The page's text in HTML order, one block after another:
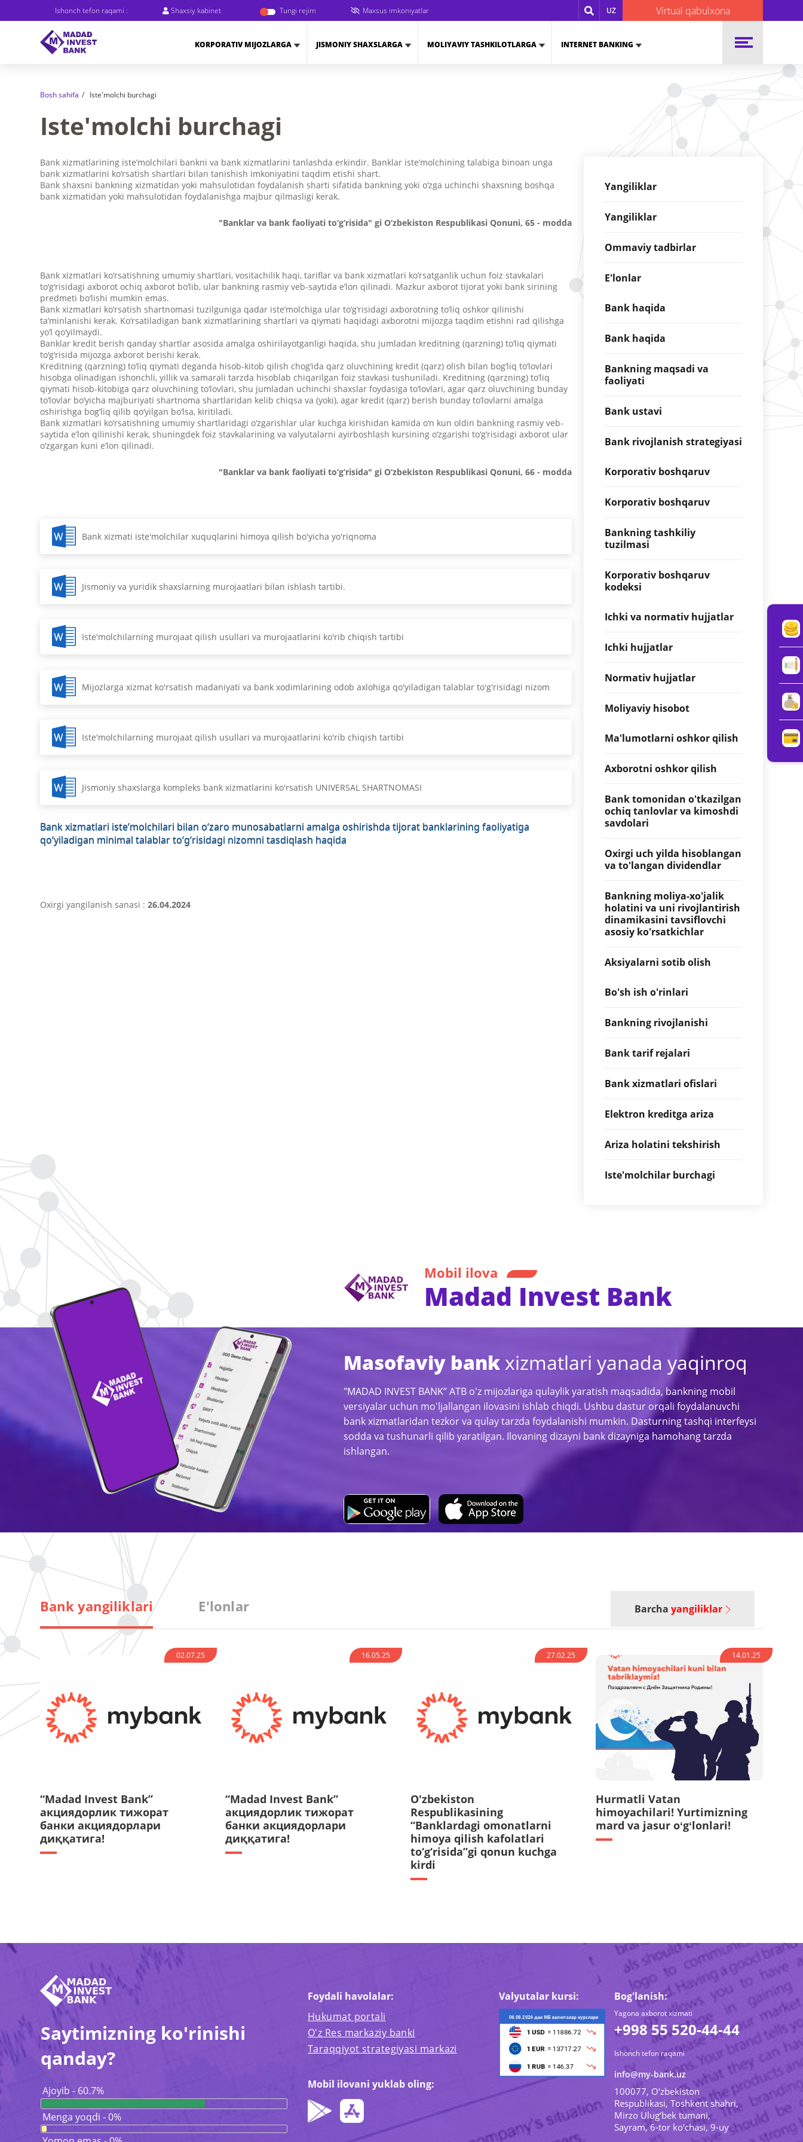
Ishonch tefon raqami : Shaxsiy kabinet Tungi rejim Maxsus imkoniyatlar UZ Virtual qabulxona
KORPORATIV MIJOZLARGA JISMONIY SHAXSLARGA MOLIYAVIY TASHKILOTLARGA INTERNET BANKING
Bosh sahifa Iste'molchi burchagi
Iste'molchi burchagi
Bank xizmatlarining iste’molchilari bankni va bank xizmatlarini tanlashda erkindir. Banklar iste’molchining talabiga binoan unga
bank xizmatlarini ko‘rsatish shartlari bilan tanishish imkoniyatini taqdim etishi shart.
Bank shaxsni bankning xizmatidan yoki mahsulotidan foydalanish sharti sifatida bankning yoki o‘zga uchinchi shaxsning boshqa
bank xizmatidan yoki mahsulotidan foydalanishga majbur qilmasligi kerak.
"Banklar va bank faoliyati to‘g‘risida" gi O‘zbekiston Respublikasi Qonuni, 65 - modda
Bank xizmatlari ko‘rsatishning umumiy shartlari, vositachilik haqi, tariflar va bank xizmatlari ko‘rsatganlik uchun foiz stavkalari
to‘g‘risidagi axborot ochiq axborot bo‘lib, ular bankning rasmiy veb-saytida e’lon qilinadi. Mazkur axborot tijorat yoki bank sirining
predmeti bo‘lishi mumkin emas.
Bank xizmatlari ko‘rsatish shartnomasi tuzilguniga qadar iste’molchiga ular to‘g‘risidagi axborotning to‘liq oshkor qilinishi
ta’minlanishi kerak. Ko‘rsatiladigan bank xizmatlarining shartlari va qiymati haqidagi axborotni mijozga taqdim etishni rad qilishga
yo‘l qo‘yilmaydi.
Banklar kredit berish qanday shartlar asosida amalga oshirilayotganligi haqida, shu jumladan kreditning (qarzning) to‘liq qiymati
to‘g‘risida mijozga axborot berishi kerak.
Kreditning (qarzning) to‘liq qiymati deganda hisob-kitob qilish chog‘ida qarz oluvchining kredit (qarz) olish bilan bog‘liq to‘lovlari
hisobga olinadigan ishonchli, yillik va samarali tarzda hisoblab chiqarilgan foiz stavkasi tushuniladi. Kreditning (qarzning) to‘liq
qiymati hisob-kitobiga qarz oluvchining to‘lovlari, shu jumladan uchinchi shaxslar foydasiga to‘lovlari, agar qarz oluvchining bunday
to‘lovlar bo‘yicha majburiyati shartnoma shartlaridan kelib chiqsa va (yoki), agar kredit (qarz) berish bunday to‘lovlarni amalga
oshirishga bog‘liq qilib qo‘yilgan bo‘lsa, kiritiladi.
Bank xizmatlari ko‘rsatishning umumiy shartlaridagi o‘zgarishlar ular kuchga kirishidan kamida o‘n kun oldin bankning rasmiy veb-
saytida e’lon qilinishi kerak, shuningdek foiz stavkalarining va valyutalarni ayirboshlash kursining o‘zgarishi to‘g‘risidagi axborot ular
o‘zgargan kuni e’lon qilinadi.
"Banklar va bank faoliyati to‘g‘risida" gi O‘zbekiston Respublikasi Qonuni, 66 - modda
Bank xizmati iste'molchilar xuquqlarini himoya qilish bo'yicha yo'riqnoma
Jismoniy va yuridik shaxslarning murojaatlari bilan ishlash tartibi.
Iste'molchilarning murojaat qilish usullari va murojaatlarini ko'rib chiqish tartibi
Mijozlarga xizmat ko'rsatish madaniyati va bank xodimlarining odob axlohiga qo'yiladigan talablar to'g'risidagi nizom
Iste'molchilarning murojaat qilish usullari va murojaatlarini ko'rib chiqish tartibi
Jismoniy shaxslarga kompleks bank xizmatlarini ko'rsatish UNIVERSAL SHARTNOMASI
Bank xizmatlari iste’molchilari bilan o‘zaro munosabatlarni amalga oshirishda tijorat banklarining faoliyatiga
qo‘yiladigan minimal talablar to‘g‘risidagi nizomni tasdiqlash haqida
Oxirgi yangilanish sanasi : 26.04.2024
Yangiliklar
Yangiliklar
Ommaviy tadbirlar
E'lonlar
Bank haqida
Bank haqida
Bankning maqsadi va
faoliyati
Bank ustavi
Bank rivojlanish strategiyasi
Korporativ boshqaruv
Korporativ boshqaruv
Bankning tashkiliy
tuzilmasi
Korporativ boshqaruv
kodeksi
Ichki va normativ hujjatlar
Ichki hujjatlar
Normativ hujjatlar
Moliyaviy hisobot
Ma'lumotlarni oshkor qilish
Axborotni oshkor qilish
Bank tomonidan o'tkazilgan
ochiq tanlovlar va kimoshdi
savdolari
Oxirgi uch yilda hisoblangan
va to'langan dividendlar
Bankning moliya-xo'jalik
holatini va uni rivojlantirish
dinamikasini tavsiflovchi
asosiy ko'rsatkichlar
Aksiyalarni sotib olish
Bo'sh ish o'rinlari
Bankning rivojlanishi
Bank tarif rejalari
Bank xizmatlari ofislari
Elektron kreditga ariza
Ariza holatini tekshirish
Iste'molchilar burchagi
Mobil ilova
Madad Invest Bank
Masofaviy bank xizmatlari yanada yaqinroq
"MADAD INVEST BANK” ATB o'z mijozlariga qulaylik yaratish maqsadida, bankning mobil
versiyalar uchun mo'ljallangan ilovasini ishlab chiqdi. Ushbu dastur orqali foydalanuvchi
bank xizmatlaridan tezkor va qulay tarzda foydalanishi mumkin. Dasturning tashqi interfeysi
sodda va tushunarli qilib yaratilgan. Ilovaning dizayni bank dizayniga hamohang tarzda
ishlangan.
Bank yangiliklari E'lonlar Barcha yangiliklar
02.07.25
“Madad Invest Bank”
акциядорлик тижорат
банки акциядорлари
диққатига!
16.05.25
“Madad Invest Bank”
акциядорлик тижорат
банки акциядорлари
диққатига!
27.02.25
O'zbekiston
Respublikasining
“Banklardagi omonatlarni
himoya qilish kafolatlari
to‘g‘risida”gi qonun kuchga
kirdi
14.01.25
Hurmatli Vatan
himoyachilari! Yurtimizning
mard va jasur oʻgʻlonlari!
Saytimizning ko'rinishi
qanday?
Ajoyib - 60.7%
Menga yoqdi - 0%
Foydali havolalar:
Hukumat portali
O'z Res markaziy banki
Taraqqiyot strategiyasi markazi
Mobil ilovani yuklab oling:
Valyutalar kursi: Bog'lanish:
Yagona axborot xizmati
+998 55 520-44-44
Ishonch tefon raqami
info@my-bank.uz
100077, O‘zbekiston
Respublikasi, Toshkent shahri,
Mirzo Ulug‘bek tumani,
Sayram, 6-tor ko‘chasi, 9-uy